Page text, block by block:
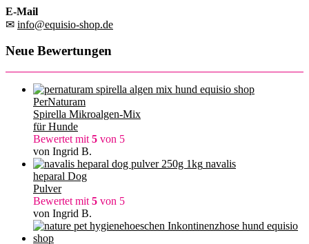
E-Mail
✉ info@equisio-shop.de
Neue Bewertungen
PerNaturam
Spirella Mikroalgen-Mix
für Hunde
Bewertet mit 5 von 5
von Ingrid B.
navalis
heparal Dog
Pulver
Bewertet mit 5 von 5
von Ingrid B.